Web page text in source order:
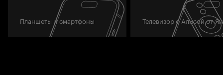
Планшеты и смартфоны Телевизор с Алисой от